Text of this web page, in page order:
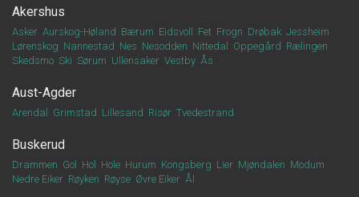
Akershus
Asker Aurskog-Høland Bærum Eidsvoll Fet Frogn Drøbak Jessheim
Lørenskog Nannestad Nes Nesodden Nittedal Oppegård Rælingen
Skedsmo Ski Sørum Ullensaker Vestby Ås
Aust-Agder
Arendal Grimstad Lillesand Risør Tvedestrand
Buskerud
Drammen Gol Hol Hole Hurum Kongsberg Lier Mjøndalen Modum
Nedre Eiker Røyken Røyse Øvre Eiker Ål